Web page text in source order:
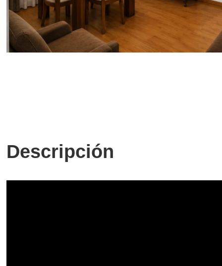
Descripción